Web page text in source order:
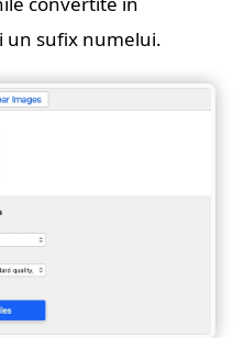
un sufix numelui.